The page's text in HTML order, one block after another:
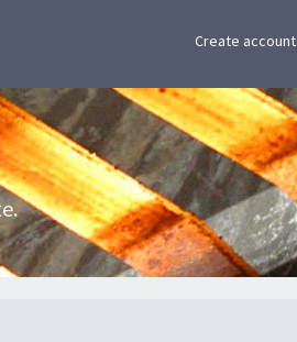
Create account